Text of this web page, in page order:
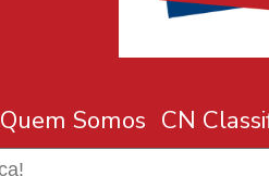
Quem Somos CN